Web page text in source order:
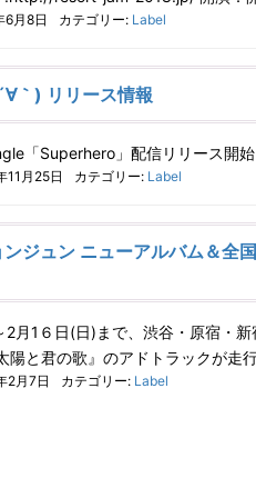
6月8日 カテゴリー: Label
｀) リリース情報
「Superhero」配信リリース開始
11月25日 カテゴリー: Label
ジュン ニューアルバム＆全
2月1６日(日)まで、渋谷・原宿・
陽と君の歌』のアドトラックが走
2月7日 カテゴリー: Label